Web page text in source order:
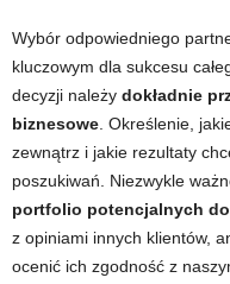
Wybór odpowiedniego
kluczowym dla sukcesu
decyzji należy dokładnie
biznesowe . Określenie,
zewnątrz i jakie rezultaty
poszukiwań. Niezwykle
portfolio potencjalnych
z opiniami innych klientów,
ocenić ich zgodność z